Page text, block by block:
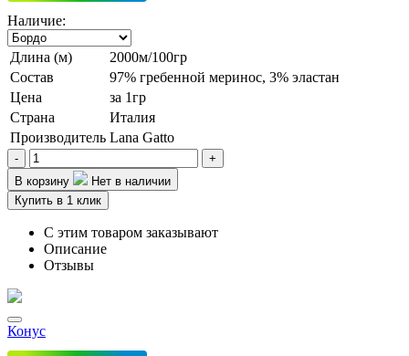
Наличие:
Длина (м)
2000м/100гр
Состав
97% гребенной меринос, 3% эластан
Цена
за 1гр
Страна
Италия
Производитель Lana Gatto
-
+
В корзину
Нет в наличии
Купить в 1 клик
С этим товаром заказывают
Описание
Отзывы
Конус